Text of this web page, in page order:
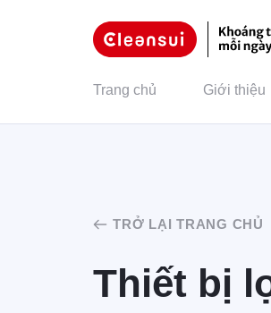
Trang chủ Giới thiệu
TRỞ LẠI TRANG CHỦ
Thiết bị